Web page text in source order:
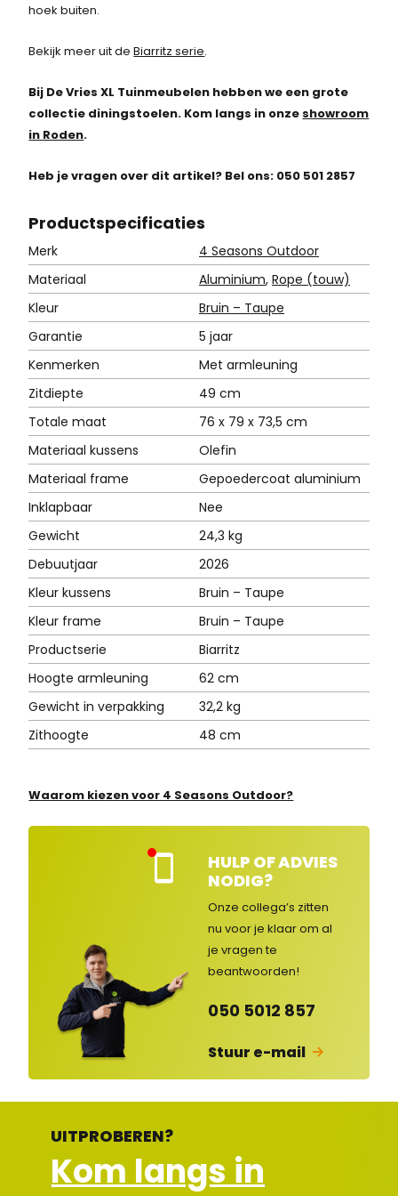
hoek buiten.
Bekijk meer uit deBiarritz serie.
Bij De Vries XL Tuinmeubelen hebben we een grote
collectie diningstoelen. Kom langs in onze showroom
in Roden.
Heb je vragen over dit artikel? Bel ons: 050 501 2857
Productspecificaties
Merk
4 Seasons Outdoor
Materiaal
Aluminium, Rope (touw)
Kleur
Bruin – Taupe
Garantie
5 jaar
Kenmerken
Met armleuning
Zitdiepte
49 cm
Totale maat
76 x 79 x 73,5 cm
Materiaal kussens
Olefin
Materiaal frame
Gepoedercoat aluminium
Inklapbaar
Nee
Gewicht
24,3 kg
Debuutjaar
2026
Kleur kussens
Bruin – Taupe
Kleur frame
Bruin – Taupe
Productserie
Biarritz
Hoogte armleuning
62 cm
Gewicht in verpakking
32,2 kg
Zithoogte
48 cm
Waarom kiezen voor 4 Seasons Outdoor?
nte
en
HULP OF ADVIES
NODIG?
Onze collega’s zitten
nu voor je klaar om al
je vragen te
beantwoorden!
050 5012 857
Stuur e-mail
UITPROBEREN?
Kom langs in